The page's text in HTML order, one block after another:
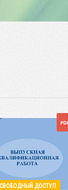
СВОБОДНЫЙ ДОСТУП